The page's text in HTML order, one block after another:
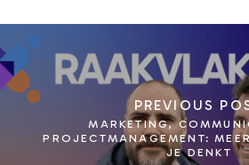
PREVIOUS
MARKETING,
PROJECTMANAGEMENT:
JE DENKT